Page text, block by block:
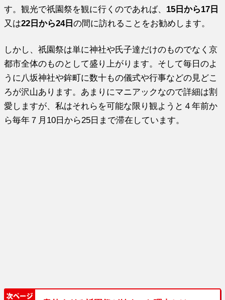
す。観光で祇園祭を観に行くのであれば、 15日から17日
又は22日から24日の間に訪れることをお勧めします。
しかし、祇園祭は単に神社や氏子達だけのものでなく京
都市全体のものとして盛り上がります。そして毎日のよ
うに八坂神社や鉾町に数十もの儀式や行事などの見どこ
ろが沢山あります。あまりにマニアックなので詳細は割
愛しますが、私はそれらを可能な限り観ようと４年前か
ら毎年７月10日から25日まで滞在しています。